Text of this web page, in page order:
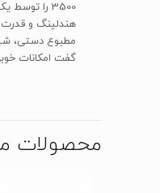
مطبوع دستی،
گفت امکانات
محصولات